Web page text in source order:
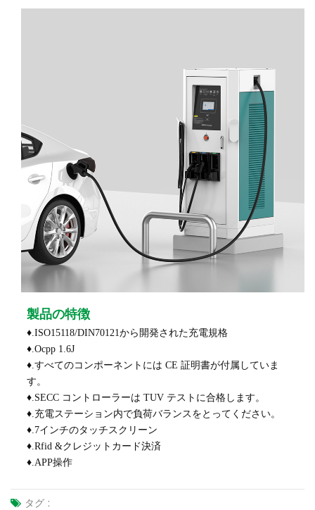
製品の特徴
♦.ISO15118/DIN70121から開発された充電規格
♦.Ocpp 1.6J
♦.すべてのコンポーネントには CE 証明書が付属していま
す。
♦.SECC コントローラーは TUV テストに合格します。
♦.充電ステーション内で負荷バランスをとってください。
♦.7インチのタッチスクリーン
♦.Rfid &クレジットカード決済
♦.APP操作
タグ :